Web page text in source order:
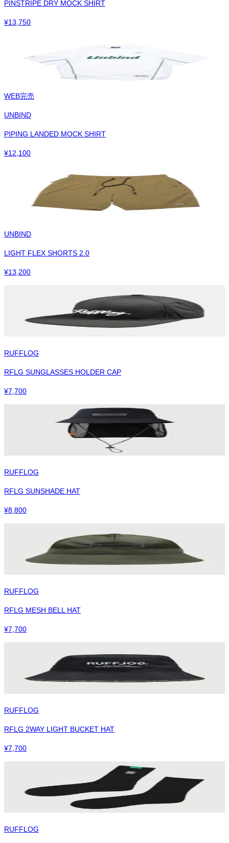
PINSTRIPE DRY MOCK SHIRT
¥13,750
WEB完売
UNBIND
PIPING LANDED MOCK SHIRT
¥12,100
UNBIND
LIGHT FLEX SHORTS 2.0
¥13,200
RUFFLOG
RFLG SUNGLASSES HOLDER CAP
¥7,700
RUFFLOG
RFLG SUNSHADE HAT
¥8,800
RUFFLOG
RFLG MESH BELL HAT
¥7,700
RUFFLOG
RFLG 2WAY LIGHT BUCKET HAT
¥7,700
RUFFLOG